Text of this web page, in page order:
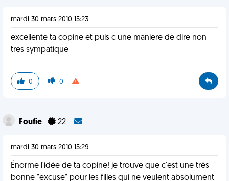
mardi 30 mars 2010 15:23
excellente ta copine et puis c une maniere de dire non
tres sympatique
0 0
Foufie 22
mardi 30 mars 2010 15:29
Énorme l'idée de ta copine! je trouve que c'est une très
bonne "excuse" pour les filles qui ne veulent absolument